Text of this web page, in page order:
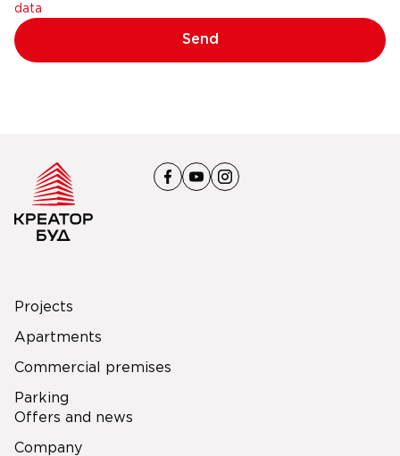
data
Send
Projects
Apartments
Commercial premises
Parking
Offers and news
Company